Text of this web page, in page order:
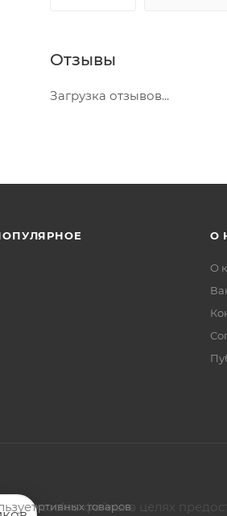
Отзывы
Загрузка отзывов...
О
О
и спортивных товаров
cookie-файлы в целях